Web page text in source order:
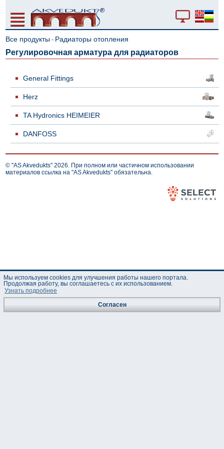
Все продукты - Радиаторы отопления
Регулировочная арматура для радиаторов
General Fittings
Herz
TA Hydronics HEIMEIER
DANFOSS
© "AS Akvedukts" 2026. При полном или частичном использовании
материалов ссылка на "AS Akvedukts" обязательна.
Мы используем cookies для улучшения работы нашего портала.
Продолжая работу, вы соглашаетесь с их использованием.
Узнать подробнее
Согласен